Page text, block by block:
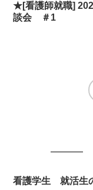
★[看護師就職]
談会 ＃1
看護学生 就活生